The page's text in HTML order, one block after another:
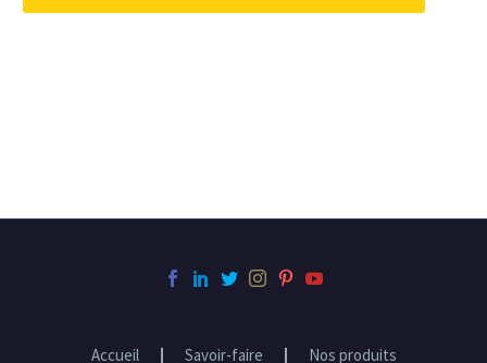
Accueil Savoir-faire Nos produits